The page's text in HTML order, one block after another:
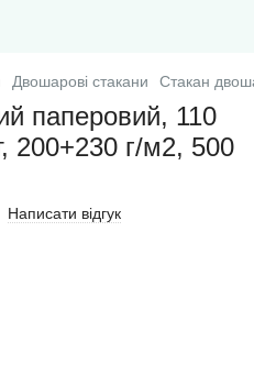
Двошарові стакани Стакан
паперовий, 110
200+230 г/м2, 500
Написати відгук